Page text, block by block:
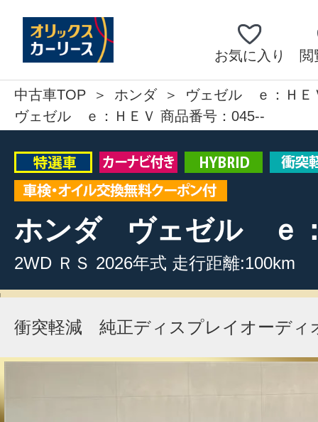
お気に入り 閲
中古車TOP ホンダ
ヴェゼル ｅ：ＨＥ
ヴェゼル ｅ：ＨＥＶ 商品番号：045--
ホンダ ヴェゼル ｅ
2WD ＲＳ 2026年式 走行距離:100km
衝突軽減 純正ディスプレイオーディ